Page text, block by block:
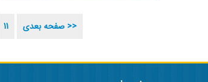
11 صفحه بعدی >>